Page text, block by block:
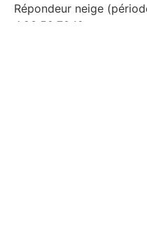
Répondeur neige
4.93.59.70.12